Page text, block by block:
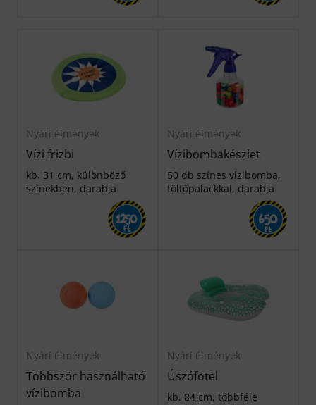
Nyári élmények
Vízi frizbi
kb. 31 cm, különböző
színekben, darabja
1250
Ft
Nyári élmények
Vízibombakészlet
50 db színes vízibomba,
töltőpalackkal, darabja
650
Ft
Nyári élmények
Többször használható
vízibomba
Nyári élmények
Úszófotel
kb. 84 cm, többféle